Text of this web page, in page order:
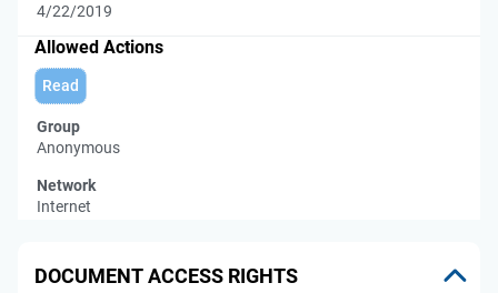
4/22/2019
Allowed Actions
Read
Group
Anonymous
Network
Internet
DOCUMENT ACCESS RIGHTS